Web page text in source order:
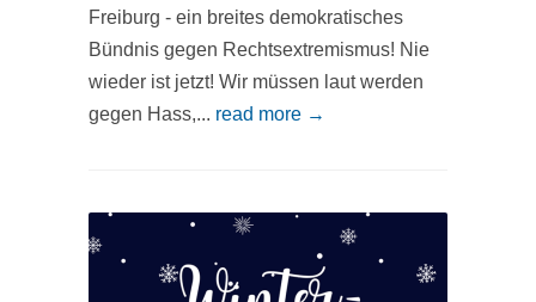
Freiburg - ein breites demokratisches
Bündnis gegen Rechtsextremismus! Nie
wieder ist jetzt! Wir müssen laut werden
gegen Hass,... read more →